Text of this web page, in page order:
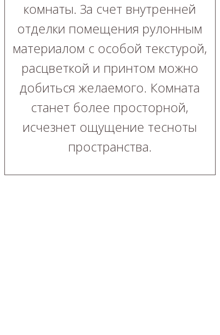
комнаты. За счет внутренней
отделки помещения рулонным
материалом с особой текстурой,
расцветкой и принтом можно
добиться желаемого. Комната
станет более просторной,
исчезнет ощущение тесноты
пространства.